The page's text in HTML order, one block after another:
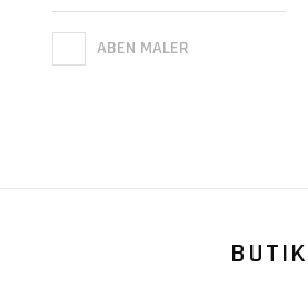
ABEN MALER